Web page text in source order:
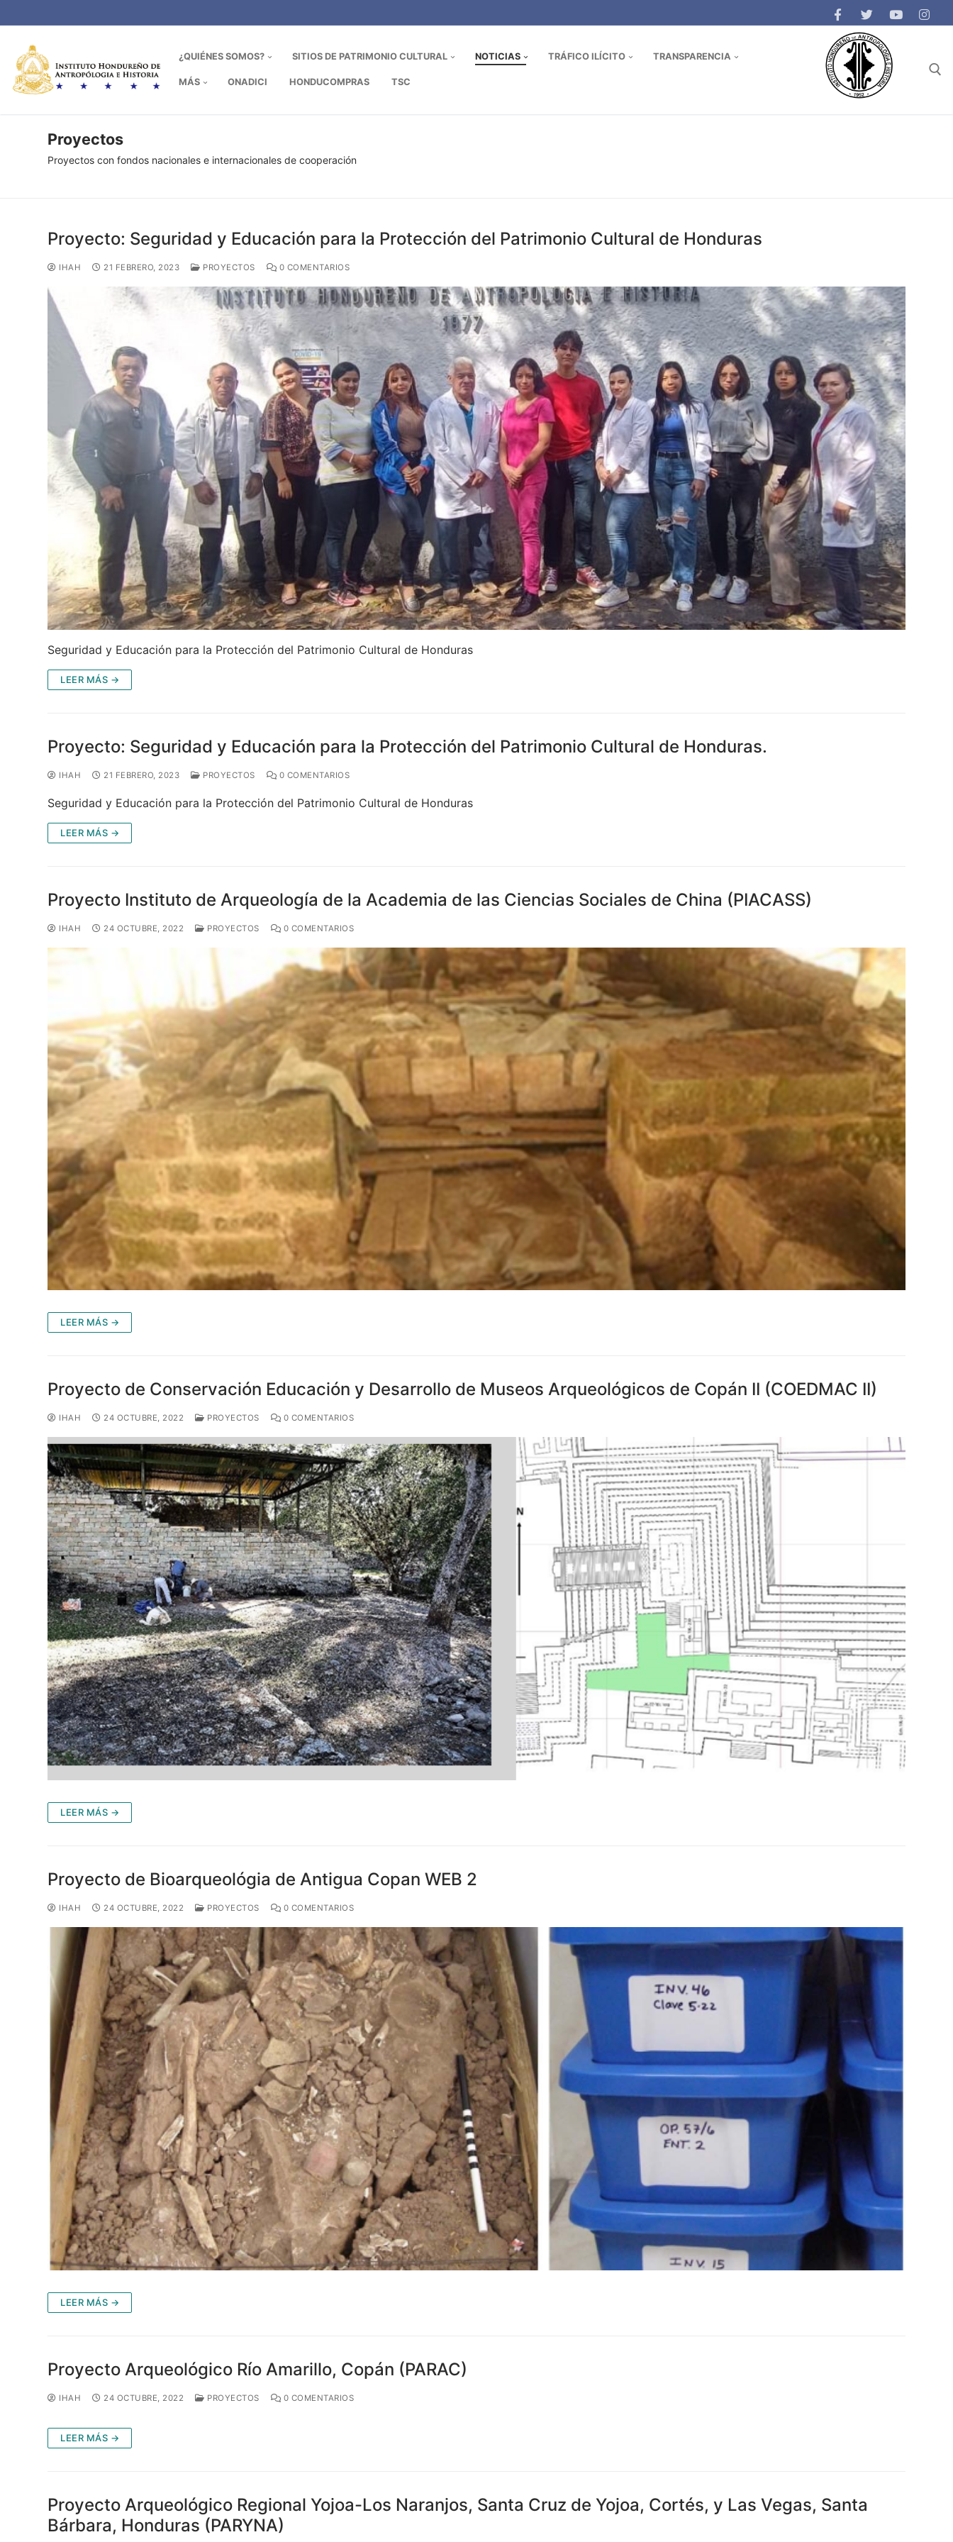
al
contenido
¿QUIÉNES SOMOS? SITIOS DE PATRIMONIO CULTURAL NOTICIAS TRÁFICO ILÍCITO TRANSPARENCIA
MÁS ONADICI HONDUCOMPRAS TSC
Proyectos
Proyectos con fondos nacionales e internacionales de cooperación
Proyecto: Seguridad y Educación para la Protección del Patrimonio Cultural de Honduras
IHAH 21 FEBRERO, 2023 PROYECTOS 0 COMENTARIOS
Seguridad y Educación para la Protección del Patrimonio Cultural de Honduras
LEER MÁS →
Proyecto: Seguridad y Educación para la Protección del Patrimonio Cultural de Honduras.
IHAH 21 FEBRERO, 2023 PROYECTOS 0 COMENTARIOS
Seguridad y Educación para la Protección del Patrimonio Cultural de Honduras
LEER MÁS →
Proyecto Instituto de Arqueología de la Academia de las Ciencias Sociales de China (PIACASS)
IHAH 24 OCTUBRE, 2022 PROYECTOS 0 COMENTARIOS
LEER MÁS →
Proyecto de Conservación Educación y Desarrollo de Museos Arqueológicos de Copán II (COEDMAC II)
IHAH 24 OCTUBRE, 2022 PROYECTOS 0 COMENTARIOS
LEER MÁS →
Proyecto de Bioarqueológia de Antigua Copan WEB 2
IHAH 24 OCTUBRE, 2022 PROYECTOS 0 COMENTARIOS
LEER MÁS →
Proyecto Arqueológico Río Amarillo, Copán (PARAC)
IHAH 24 OCTUBRE, 2022 PROYECTOS 0 COMENTARIOS
LEER MÁS →
Proyecto Arqueológico Regional Yojoa-Los Naranjos, Santa Cruz de Yojoa, Cortés, y Las Vegas, Santa
Bárbara, Honduras (PARYNA)